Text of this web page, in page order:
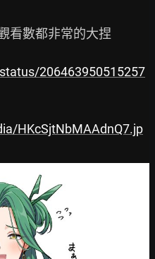
看數都非常的大捏
206463950515257
HKcSjtNbMAAdnQ7.jp